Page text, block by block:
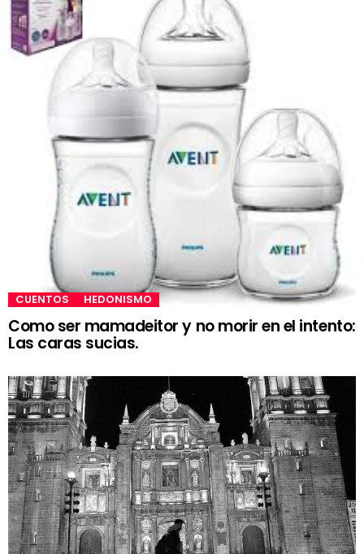
CUENTOS HEDONISMO
Como ser mamadeitor y no morir en el intento:
Las caras sucias.